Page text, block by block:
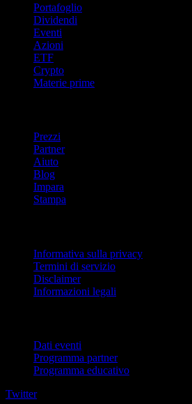
Portafoglio
Dividendi
Eventi
Azioni
ETF
Crypto
Materie prime
Prezzi
Partner
Aiuto
Blog
Impara
Stampa
Informativa sulla privacy
Termini di servizio
Disclaimer
Informazioni legali
Dati eventi
Programma partner
Programma educativo
Twitter